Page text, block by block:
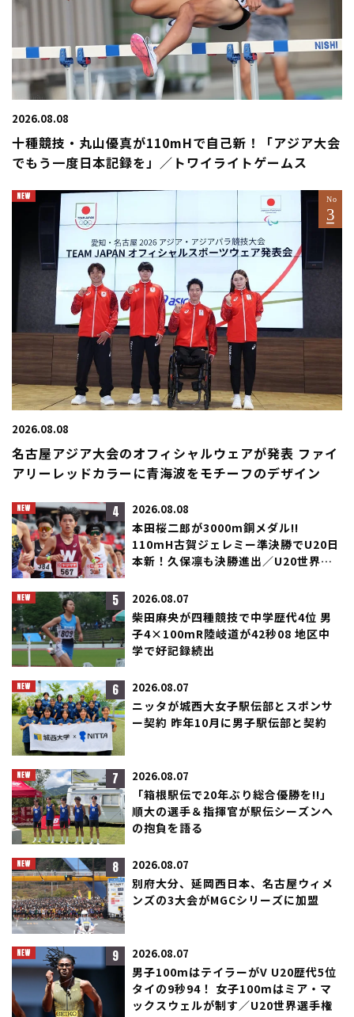
2026.08.08
十種競技・丸山優真が110mHで自己新！「アジア大会
でもう一度日本記録を」／トワイライトゲームス
2026.08.08
名古屋アジア大会のオフィシャルウェアが発表 ファイ
アリーレッドカラーに青海波をモチーフのデザイン
4 2026.08.08
本田桜二郎が3000m銅メダル!!
110mH古賀ジェレミー準決勝でU20日
本新！久保凛も決勝進出／U20世界選
5 2026.08.07
柴田麻央が四種競技で中学歴代4位 男
子4×100mR陸岐道が42秒08 地区中
学で好記録続出
6 2026.08.07
ニッタが城西大女子駅伝部とスポンサ
ー契約 昨年10月に男子駅伝部と契約
7 2026.08.07
「箱根駅伝で20年ぶり総合優勝を!!」
順大の選手＆指揮官が駅伝シーズンへ
の抱負を語る
8 2026.08.07
別府大分、延岡西日本、名古屋ウィメ
ンズの3大会がMGCシリーズに加盟
9 2026.08.07
男子100mはテイラーがV U20歴代5位
タイの9秒94！ 女子100mはミア・マ
ックスウェルが制す／U20世界選手権